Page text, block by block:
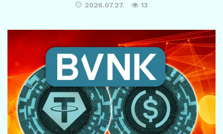
2026.07.27. 13